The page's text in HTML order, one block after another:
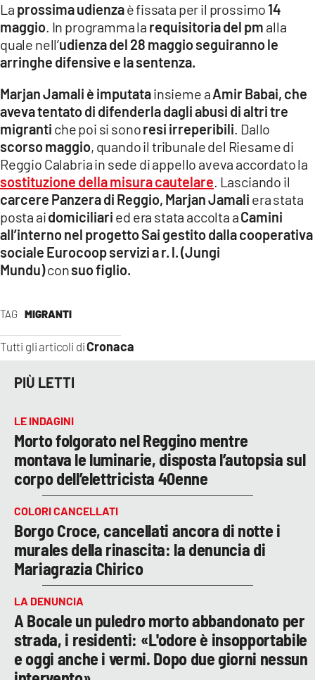
TAG MIGRANTI
Tutti gli articoli diCronaca
La prossima udienzaè fissata per il prossimo 14
maggio . In programma la requisitoria del pm alla
quale nell’udienza del 28 maggio seguiranno le
arringhe difensive e la sentenza.
Marjan Jamali è imputatainsieme aAmir Babai, che
aveva tentato di difenderla dagli abusi di altri tre
migranti che poi si sonoresi irreperibili . Dallo
scorso maggio, quando il tribunale del Riesame di
Reggio Calabria in sede di appello aveva accordato la
sostituzione della misura cautelare . Lasciando il
carcere Panzera di Reggio, Marjan Jamali era stata
posta aidomiciliari ed era stata accolta aCamini
all’interno nel progetto Sai gestito dalla cooperativa
sociale Eurocoop servizi a r. l. (Jungi
Mundu)consuo figlio.
PIÙ LETTI
LE INDAGINI
Morto folgorato nel Reggino mentre
montava le luminarie, disposta l’autopsia sul
corpo dell’elettricista 40enne
COLORI CANCELLATI
Borgo Croce, cancellati ancora di notte i
murales della rinascita: la denuncia di
Mariagrazia Chirico
LA DENUNCIA
A Bocale un puledro morto abbandonato per
strada, i residenti: «L'odore è insopportabile
e oggi anche i vermi. Dopo due giorni nessun